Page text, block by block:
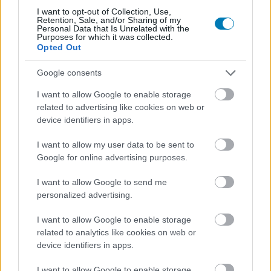
I want to opt-out of Collection, Use,
Retention, Sale, and/or Sharing of my
Personal Data that Is Unrelated with the
Purposes for which it was collected.
Opted Out
Google consents
I want to allow Google to enable storage
related to advertising like cookies on web or
device identifiers in apps.
I want to allow my user data to be sent to
Google for online advertising purposes.
I want to allow Google to send me
personalized advertising.
I want to allow Google to enable storage
related to analytics like cookies on web or
device identifiers in apps.
hanem aktív ellenség. Nem kell minden lapon szörnyet
mutatni ahhoz, hogy a játék kellemetlen legyen. Sokszor
elég egy zárt ajtó, egy rosszkor felbukkanó árnyék, egy
elhagyott utca vagy egy olyan eseménykártya, amelyből
pontosan érezzük, hogy mostantól gyorsabban fogy az
idő. A lovecrafti horror társasjátékos feldolgozásai
gyakran elcsúsznak abba az irányba, hogy a kozmikus
rettenetből csápos kalandpark lesz. A Rettegés
szörny, üldözés és látványos veszély, de a legjobb
pillanatai mégis azok, amikor a játékosok rájönnek, hogy
a helyzetet nem lehet teljesen uralni.